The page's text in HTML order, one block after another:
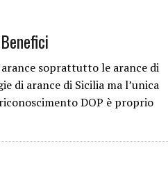
arance soprattutto le arance di
di arance di Sicilia ma l’unica
DOP è proprio